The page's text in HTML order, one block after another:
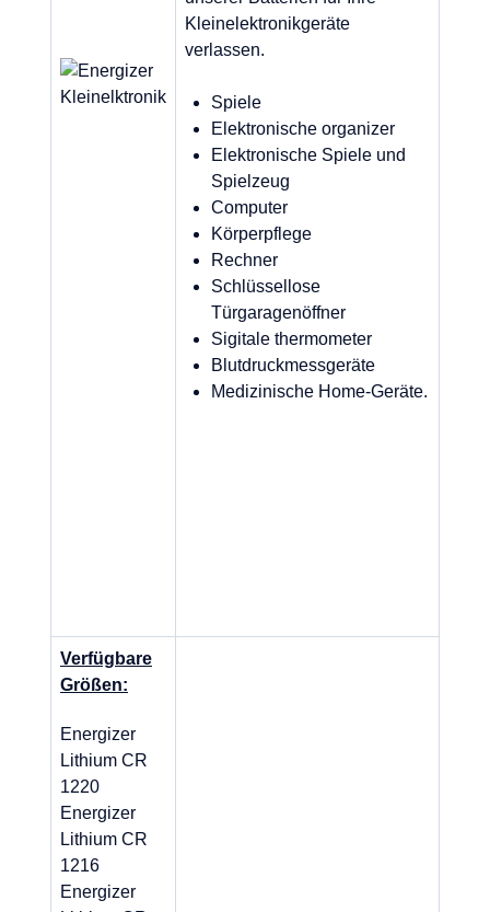
Kleinelektronikgeräte
verlassen.
Spiele
Elektronische organizer
Elektronische Spiele und
Spielzeug
Computer
Körperpflege
Rechner
Schlüssellose
Türgaragenöffner
Sigitale thermometer
Blutdruckmessgeräte
Medizinische Home-Geräte.
Verfügbare
Größen:
Energizer
Lithium CR
1220
Energizer
Lithium CR
1216
Energizer